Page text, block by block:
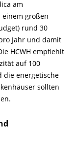
am
großen
rund 30
Jahr und damit
HCWH empfiehlt
auf 100
die energetische
sollten